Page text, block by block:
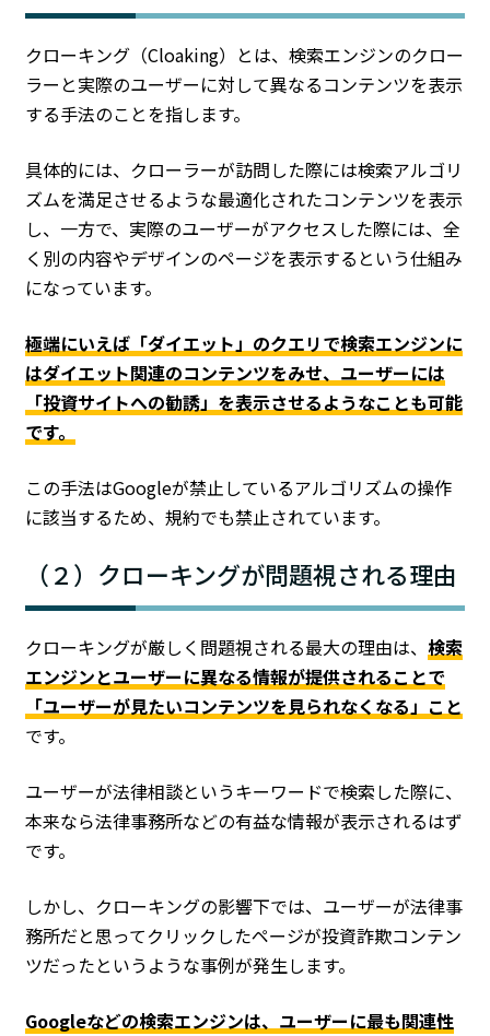
クローキング（Cloaking）とは、検索エンジンのクロー
ラーと実際のユーザーに対して異なるコンテンツを表示
する手法のことを指します。
具体的には、クローラーが訪問した際には検索アルゴリ
ズムを満足させるような最適化されたコンテンツを表示
し、一方で、実際のユーザーがアクセスした際には、全
く別の内容やデザインのページを表示するという仕組み
になっています。
極端にいえば「ダイエット」のクエリで検索エンジンに
はダイエット関連のコンテンツをみせ、ユーザーには
「投資サイトへの勧誘」を表示させるようなことも可能
です。
この手法はGoogleが禁止しているアルゴリズムの操作
に該当するため、規約でも禁止されています。
（２）クローキングが問題視される理由
クローキングが厳しく問題視される最大の理由は、 検索
エンジンとユーザーに異なる情報が提供されることで
「ユーザーが見たいコンテンツを見られなくなる」こと
です。
ユーザーが法律相談というキーワードで検索した際に、
本来なら法律事務所などの有益な情報が表示されるはず
です。
しかし、クローキングの影響下では、ユーザーが法律事
務所だと思ってクリックしたページが投資詐欺コンテン
ツだったというような事例が発生します。
Googleなどの検索エンジンは、ユーザーに最も関連性